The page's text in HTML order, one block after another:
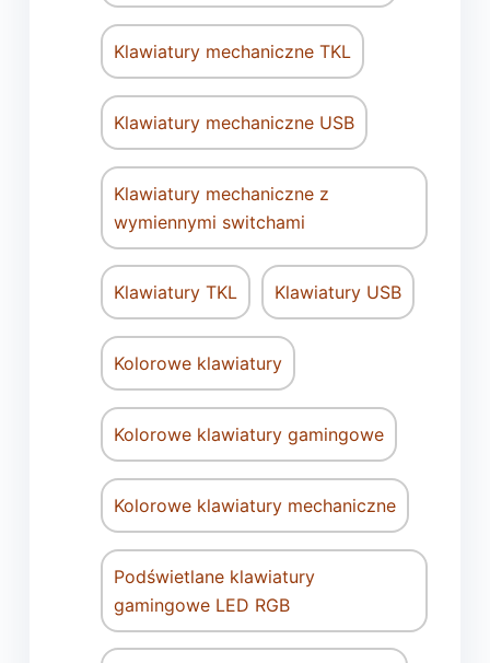
Klawiatury mechaniczne TKL
Klawiatury mechaniczne USB
Klawiatury mechaniczne z
wymiennymi switchami
Klawiatury TKL Klawiatury USB
Kolorowe klawiatury
Kolorowe klawiatury gamingowe
Kolorowe klawiatury mechaniczne
Podświetlane klawiatury
gamingowe LED RGB